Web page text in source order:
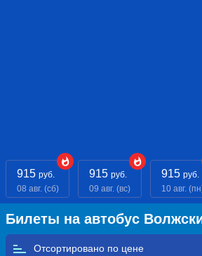
915 руб.
08 авг. (сб)
915 руб.
09 авг. (вс)
915 руб.
10 авг.
Билеты на автобус
Отсортировано по